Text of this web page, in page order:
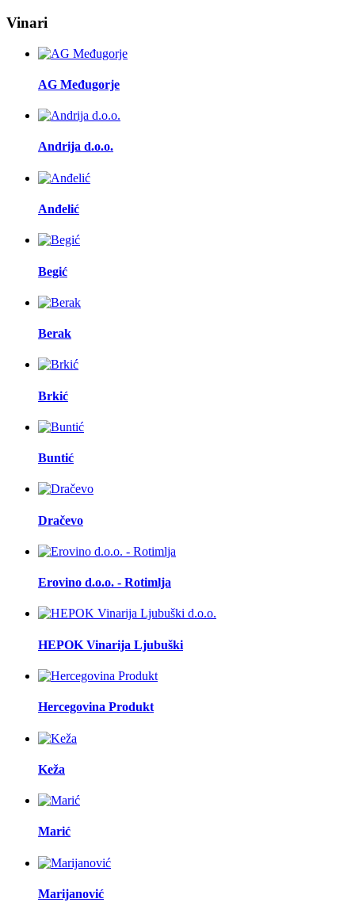
Vinari
AG Međugorje
Andrija d.o.o.
Anđelić
Begić
Berak
Brkić
Buntić
Dračevo
Erovino d.o.o. - Rotimlja
HEPOK Vinarija Ljubuški
Hercegovina Produkt
Keža
Marić
Marijanović